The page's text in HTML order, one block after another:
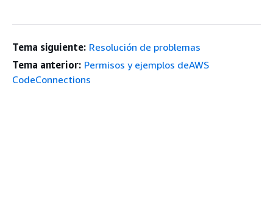
Tema siguiente: Resolución de problemas
Tema anterior: Permisos y ejemplos deAWS
CodeConnections